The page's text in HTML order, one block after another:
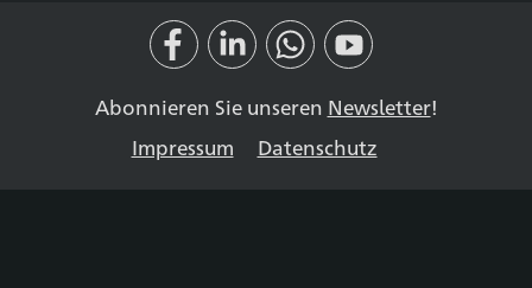
Abonnieren Sie unseren Newsletter!
Impressum
Datenschutz